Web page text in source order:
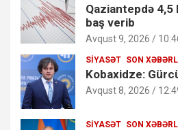
Qaziantepdə 4,5
baş verib
Avqust 9, 2026 /
SIYASƏT SON
Kobaxidze:
Avqust 8, 2026 /
SIYASƏT SON